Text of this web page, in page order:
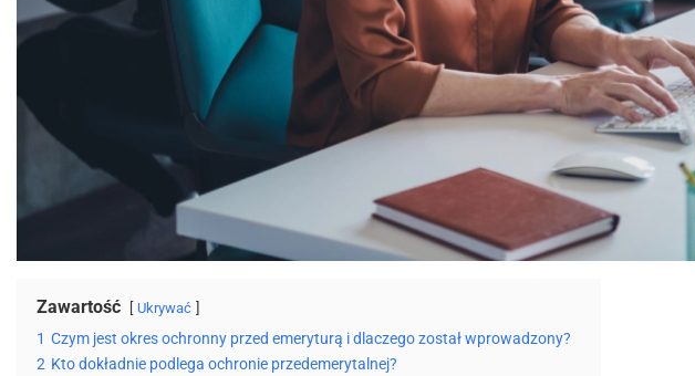
Zawartość Ukrywać
1 Czym jest okres ochronny przed emeryturą i dlaczego został wprowadzony?
2 Kto dokładnie podlega ochronie przedemerytalnej?